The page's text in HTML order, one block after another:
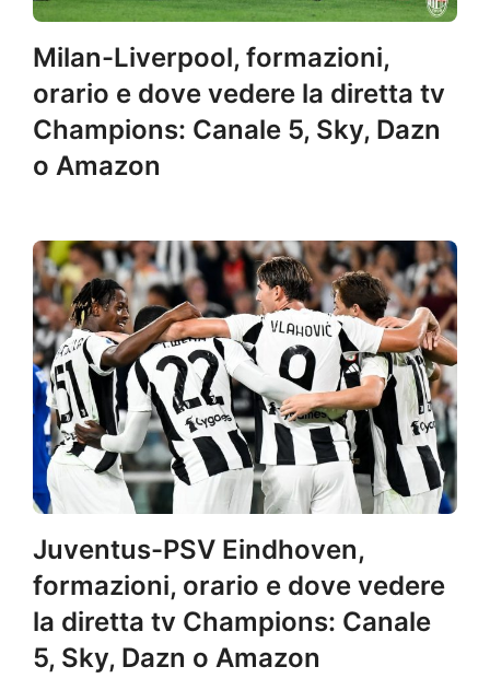
Milan-Liverpool, formazioni,
orario e dove vedere la diretta tv
Champions: Canale 5, Sky, Dazn
o Amazon
Juventus-PSV Eindhoven,
formazioni, orario e dove vedere
la diretta tv Champions: Canale
5, Sky, Dazn o Amazon